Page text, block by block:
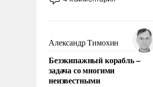
отменяя традиционное
мужественным и твердым под
ударами судьбы, брать на себя
ответственность, помогать
слабым, идти вперед и
адаптироваться.
Александр Тимохин
Безэкипажный корабль –
задача со многими
неизвестными